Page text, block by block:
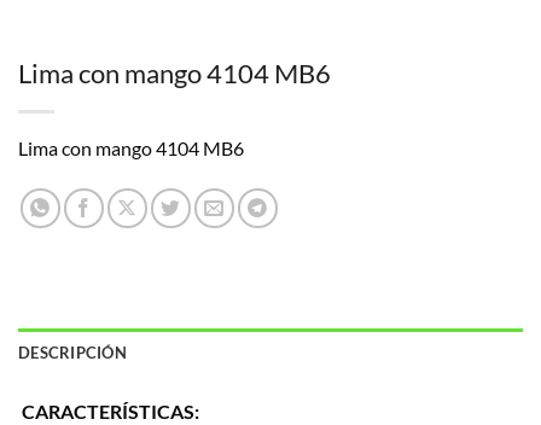
Lima con mango 4104 MB6
Lima con mango 4104 MB6
DESCRIPCIÓN
CARACTERÍSTICAS: